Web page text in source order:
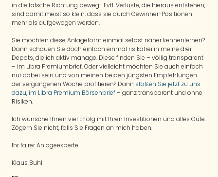
in die falsche Richtung bewegt. Evtl. Verluste, die hieraus entstehen,
sind damit meist so klein, dass sie durch Gewinner-Positionen
mehr als aufgewogen werden.
Sie möchten diese Anlageform einmal selbst näher kennenlernen?
Dann schauen Sie doch einfach einmal risikofrei in meine drei
Depots, die ich aktiv manage. Diese finden Sie – völlig transparent
– im Libra Premiumbrief. Oder vielleicht möchten Sie auch einfach
nur dabei sein und von meinen beiden jüngsten Empfehlungen
der vergangenen Woche profitieren? Dann stoßen Sie jetzt zu uns
dazu, im Libra Premium Börsenbrief– ganz transparent und ohne
Risiken.
Ich wünsche Ihnen viel Erfolg mit Ihren Investitionen und alles Gute.
Zögern Sie nicht, falls Sie Fragen an mich haben.
Ihr fairer Anlageexperte
Klaus Buhl